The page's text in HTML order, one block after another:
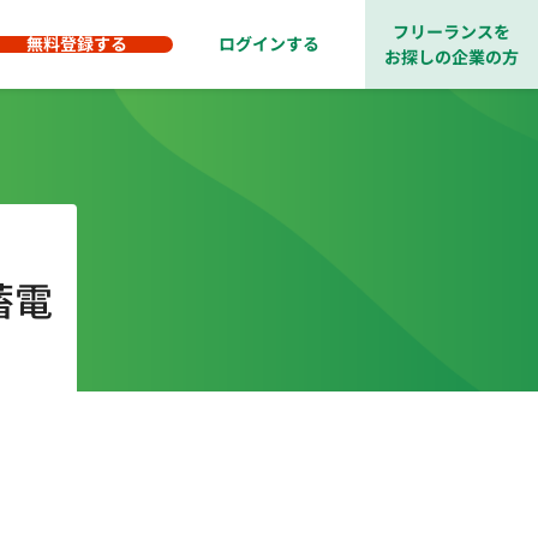
無料登録する ログインする
フリーランスを
お探しの企業の方
電